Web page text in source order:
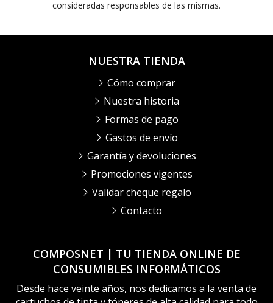
consideradas responsables de las mismas.
COMPOSNET | TU TIENDA ONLINE DE
CONSUMIBLES INFORMÁTICOS
Desde hace veinte años, nos dedicamos a la venta de
NUESTRA TIENDA
Cómo comprar
Nuestra historia
Formas de pago
Gastos de envío
Garantía y devoluciones
Promociones vigentes
Validar cheque regalo
Contacto